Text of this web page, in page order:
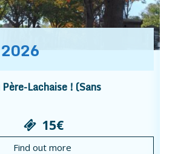
2026
Lachaise ! (Sans
15€
Find out more